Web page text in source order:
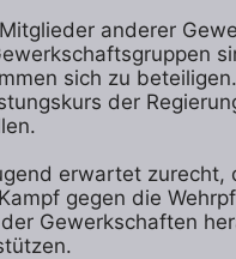
anderer
sich zu
der
erwartet zurecht,
gegen die
Gewerkschaften